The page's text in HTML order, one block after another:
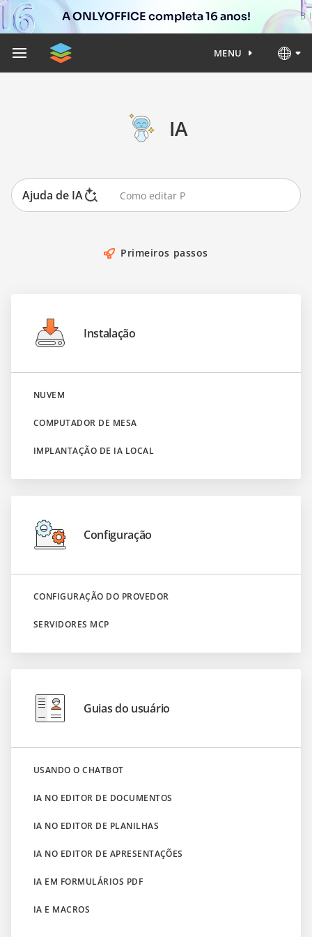
A ONLYOFFICE completa 16 anos!
MENU
IA
Ajuda de IA
Primeiros passos
Instalação
NUVEM
COMPUTADOR DE MESA
IMPLANTAÇÃO DE IA LOCAL
Configuração
CONFIGURAÇÃO DO PROVEDOR
SERVIDORES MCP
Guias do usuário
USANDO O CHATBOT
IA NO EDITOR DE DOCUMENTOS
IA NO EDITOR DE PLANILHAS
IA NO EDITOR DE APRESENTAÇÕES
IA EM FORMULÁRIOS PDF
IA E MACROS